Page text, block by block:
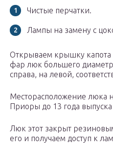
Чистые перчатки.
Лампы на замену с
Открываем крышку
фар люк большего
справа, на левой,
Месторасположение люка
Приоры до 13 года выпуска
Люк этот закрыт
его и получаем доступ к